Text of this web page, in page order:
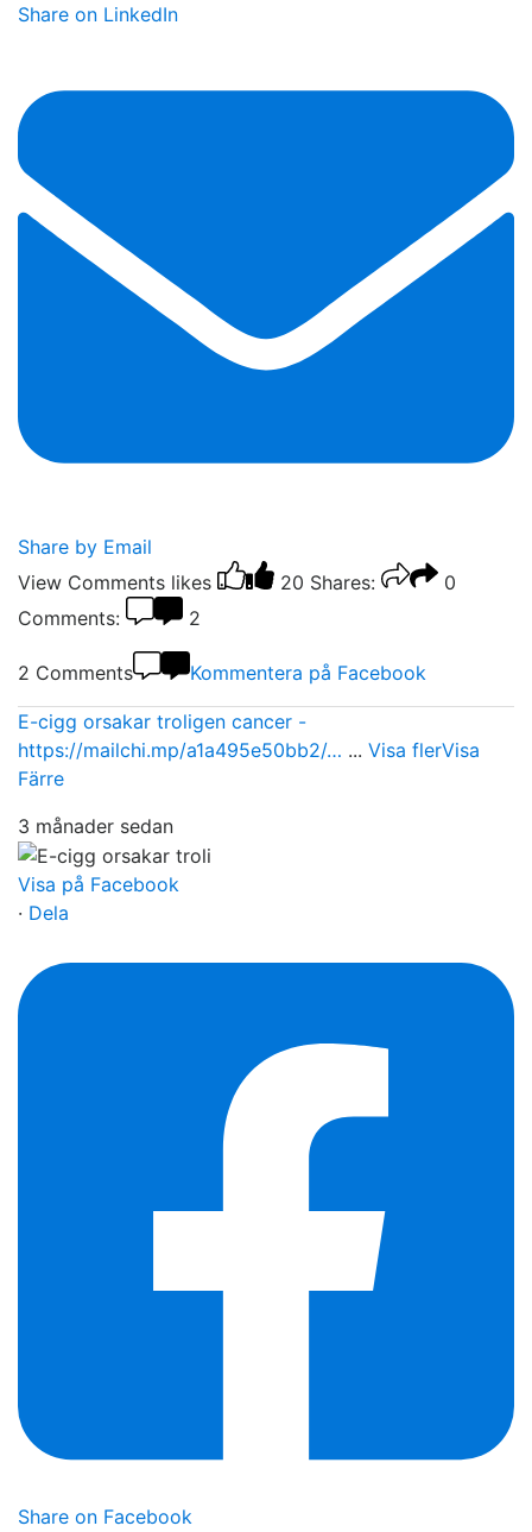
Share on LinkedIn
Share by Email
View Comments likes 20 Shares:
0
Comments:
2
2 Comments Kommentera på Facebook
E-cigg orsakar troligen cancer -
https://mailchi.mp/a1a495e50bb2/… ... Visa flerVisa
Färre
3 månader sedan
Visa på Facebook
· Dela
Share on Facebook